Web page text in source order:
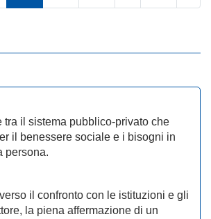
tra il sistema pubblico-privato che
il benessere sociale e i bisogni in
persona.
il confronto con le istituzioni e gli
la piena affermazione di un